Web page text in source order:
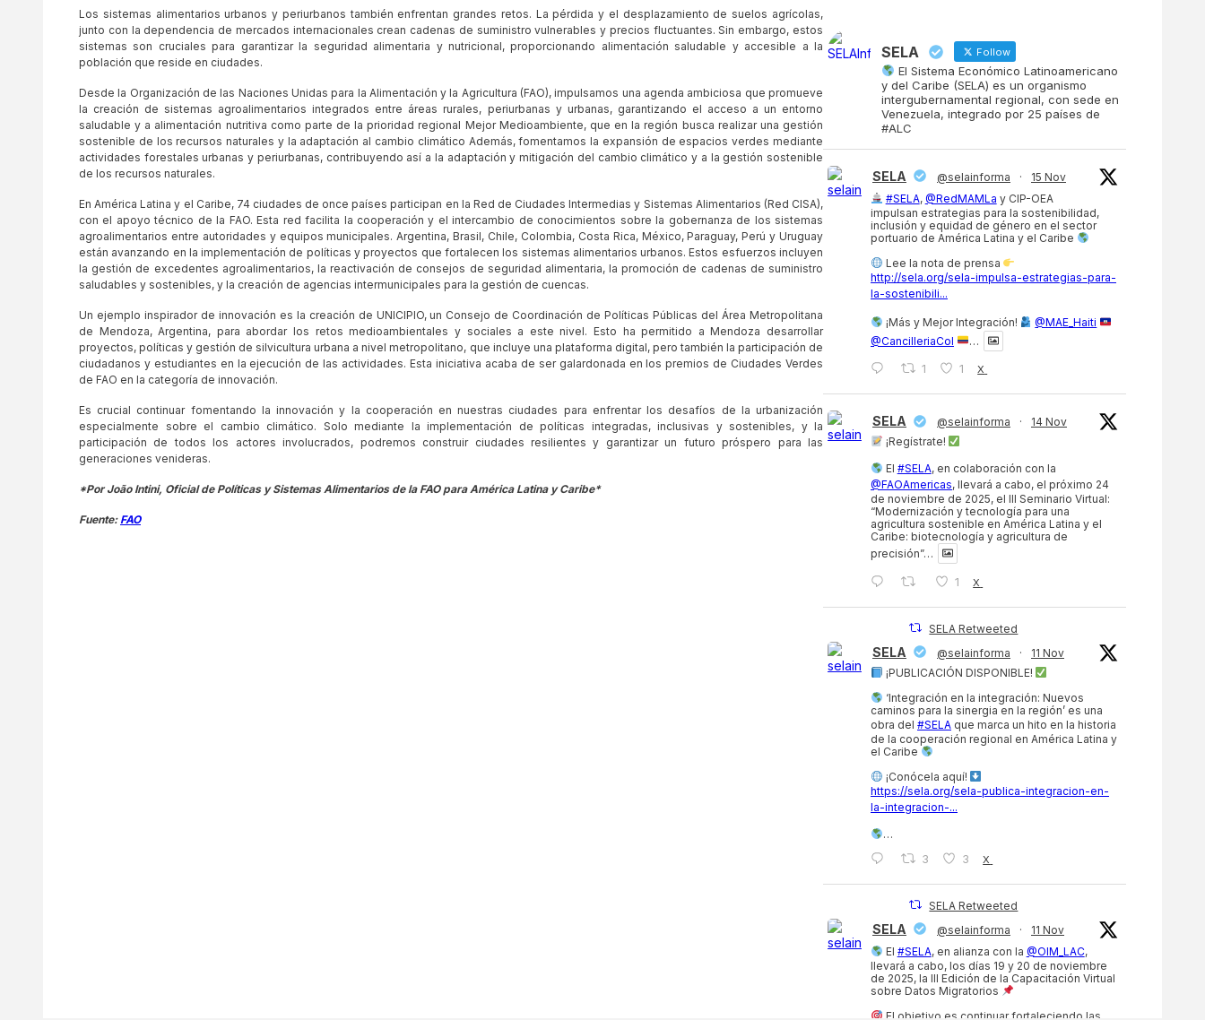
Los sistemas alimentarios urbanos y periurbanos también enfrentan grandes retos. La pérdida y el desplazamiento de suelos agrícolas,
junto con la dependencia de mercados internacionales crean cadenas de suministro vulnerables y precios fluctuantes. Sin embargo, estos
sistemas son cruciales para garantizar la seguridad alimentaria y nutricional, proporcionando alimentación saludable y accesible a la
población que reside en ciudades.
Desde la Organización de las Naciones Unidas para la Alimentación y la Agricultura (FAO), impulsamos una agenda ambiciosa que promueve
la creación de sistemas agroalimentarios integrados entre áreas rurales, periurbanas y urbanas, garantizando el acceso a un entorno
saludable y a alimentación nutritiva como parte de la prioridad regional Mejor Medioambiente, que en la región busca realizar una gestión
sostenible de los recursos naturales y la adaptación al cambio climático Además, fomentamos la expansión de espacios verdes mediante
actividades forestales urbanas y periurbanas, contribuyendo así a la adaptación y mitigación del cambio climático y a la gestión sostenible
de los recursos naturales.
En América Latina y el Caribe, 74 ciudades de once países participan en la Red de Ciudades Intermedias y Sistemas Alimentarios (Red CISA),
con el apoyo técnico de la FAO. Esta red facilita la cooperación y el intercambio de conocimientos sobre la gobernanza de los sistemas
agroalimentarios entre autoridades y equipos municipales. Argentina, Brasil, Chile, Colombia, Costa Rica, México, Paraguay, Perú y Uruguay
están avanzando en la implementación de políticas y proyectos que fortalecen los sistemas alimentarios urbanos. Estos esfuerzos incluyen
la gestión de excedentes agroalimentarios, la reactivación de consejos de seguridad alimentaria, la promoción de cadenas de suministro
saludables y sostenibles, y la creación de agencias intermunicipales para la gestión de cuencas.
Un ejemplo inspirador de innovación es la creación de UNICIPIO, un Consejo de Coordinación de Políticas Públicas del Área Metropolitana
de Mendoza, Argentina, para abordar los retos medioambientales y sociales a este nivel. Esto ha permitido a Mendoza desarrollar
proyectos, políticas y gestión de silvicultura urbana a nivel metropolitano, que incluye una plataforma digital, pero también la participación de
ciudadanos y estudiantes en la ejecución de las actividades. Esta iniciativa acaba de ser galardonada en los premios de Ciudades Verdes
de FAO en la categoría de innovación.
Es crucial continuar fomentando la innovación y la cooperación en nuestras ciudades para enfrentar los desafíos de la urbanización
especialmente sobre el cambio climático. Solo mediante la implementación de políticas integradas, inclusivas y sostenibles, y la
participación de todos los actores involucrados, podremos construir ciudades resilientes y garantizar un futuro próspero para las
generaciones venideras.
*Por João Intini, Oficial de Políticas y Sistemas Alimentarios de la FAO para América Latina y Caribe*
Fuente: FAO
SELA Follow
El Sistema Económico Latinoamericano
y del Caribe (SELA) es un organismo
intergubernamental regional, con sede en
Venezuela, integrado por 25 países de
#ALC
SELA @selainforma ·
15 Nov
#SELA, @RedMAMLa y CIP-OEA
impulsan estrategias para la sostenibilidad,
inclusión y equidad de género en el sector
portuario de América Latina y el Caribe
Lee la nota de prensa
http://sela.org/sela-impulsa-estrategias-para-
la-sostenibili...
¡Más y Mejor Integración!
@MAE_Haiti
@CancilleriaCol
…
1 1 X
SELA @selainforma ·
14 Nov
¡Regístrate!
El #SELA, en colaboración con la
@FAOAmericas, llevará a cabo, el próximo 24
de noviembre de 2025, el III Seminario Virtual:
“Modernización y tecnología para una
agricultura sostenible en América Latina y el
Caribe: biotecnología y agricultura de
precisión”…
1 X
SELA Retweeted
SELA @selainforma ·
11 Nov
¡PUBLICACIÓN DISPONIBLE!
‘Integración en la integración: Nuevos
caminos para la sinergia en la región’ es una
obra del #SELA que marca un hito en la historia
de la cooperación regional en América Latina y
el Caribe
¡Conócela aquí!
https://sela.org/sela-publica-integracion-en-
la-integracion-...
…
3
3 X
SELA Retweeted
SELA @selainforma ·
11 Nov
El #SELA, en alianza con la @OIM_LAC,
llevará a cabo, los días 19 y 20 de noviembre
de 2025, la III Edición de la Capacitación Virtual
sobre Datos Migratorios
El objetivo es continuar fortaleciendo las